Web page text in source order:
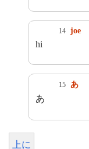
14 joe
hi
15 あ
あ
上に